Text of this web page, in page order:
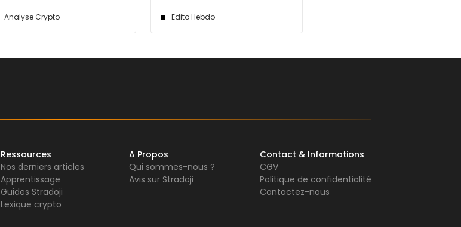
Analyse Crypto Edito Hebdo
Ressources
Nos derniers articles
Apprentissage
Guides Stradoji
Lexique crypto
A Propos
Qui sommes-nous ?
Avis sur Stradoji
Contact & Informations
CGV
Politique de confidentialité
Contactez-nous